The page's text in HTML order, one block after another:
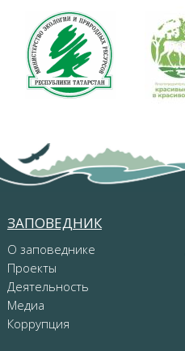
ЗАПОВЕДНИК
О заповеднике
Проекты
Деятельность
Медиа
Коррупция